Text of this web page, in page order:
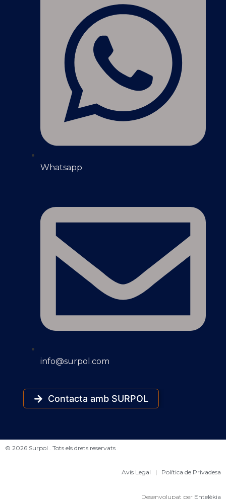
Whatsapp
info@surpol.com
Contacta amb SURPOL
© 2026 Surpol . Tots els drets reservats
Avís Legal | Política de Privadesa
Desenvolupat per Entelèkia